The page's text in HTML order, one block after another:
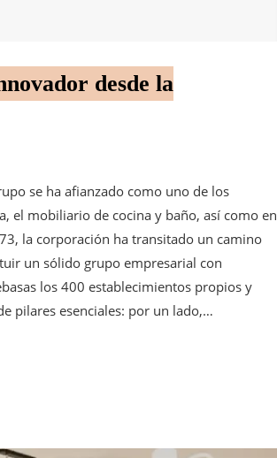
desde la
se ha afianzado como uno de los
el mobiliario de cocina y baño, así como en
la corporación ha transitado un camino
un sólido grupo empresarial con
los 400 establecimientos propios y
pilares esenciales: por un lado,…